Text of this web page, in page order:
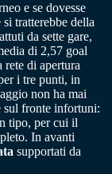
e se dovesse
tratterebbe della
da sette gare,
di 2,57 goal
rete di apertura
i tre punti, in
non ha mai
sul fronte infortuni:
tipo, per cui il
In avanti
supportati da